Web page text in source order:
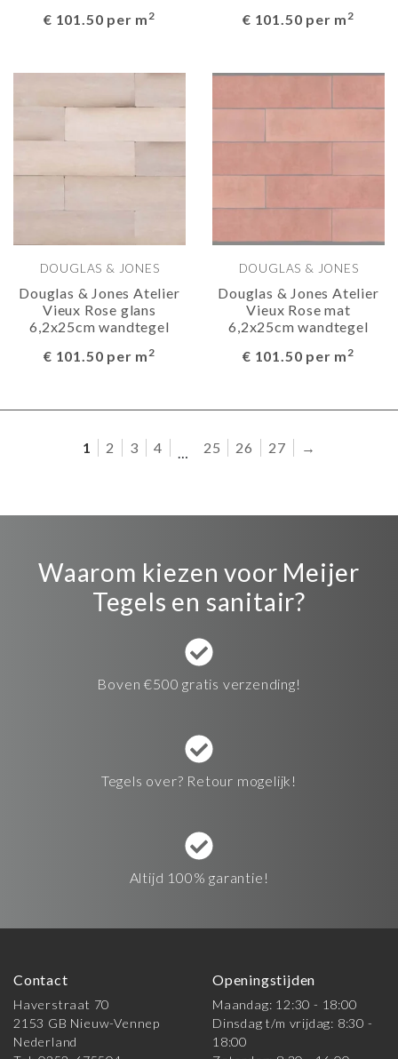
€ 101.50 per m2
€ 101.50 per m2
DOUGLAS & JONES
Douglas & Jones Atelier
Vieux Rose glans
6,2x25cm wandtegel
€ 101.50 per m2
DOUGLAS & JONES
Douglas & Jones Atelier
Vieux Rose mat
6,2x25cm wandtegel
€ 101.50 per m2
1 2 3 4 … 25 26 27 →
Waarom kiezen voor Meijer
Tegels en sanitair?
Boven €500 gratis verzending!
Tegels over? Retour mogelijk!
Altijd 100% garantie!
Contact
Haverstraat 70
2153 GB Nieuw-Vennep
Nederland
Openingstijden
Maandag: 12:30 - 18:00
Dinsdag t/m vrijdag: 8:30 -
18:00